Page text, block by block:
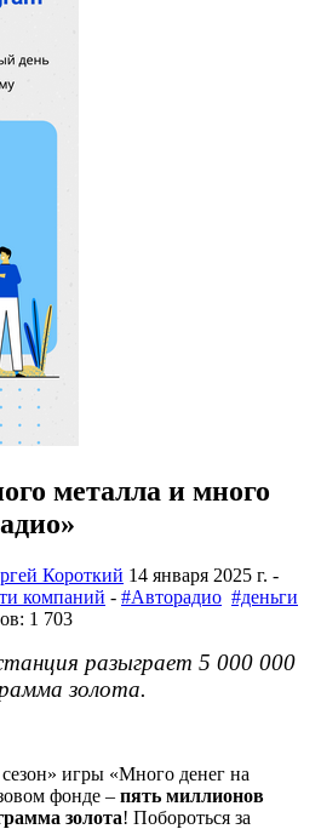
металла и много
Короткий 14 января 2025 г. -
компаний - #Авторадио #деньги
1 703
разыграет 5 000 000
золота.
игры «Много денег на
фонде – пять миллионов
золота! Побороться за